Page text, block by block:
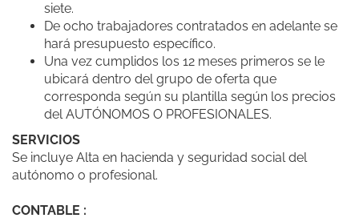
siete.
De ocho trabajadores contratados en adelante se
hará presupuesto específico.
Una vez cumplidos los 12 meses primeros se le
ubicará dentro del grupo de oferta que
corresponda según su plantilla según los precios
del AUTÓNOMOS O PROFESIONALES.
SERVICIOS
Se incluye Alta en hacienda y seguridad social del
autónomo o profesional.
CONTABLE :